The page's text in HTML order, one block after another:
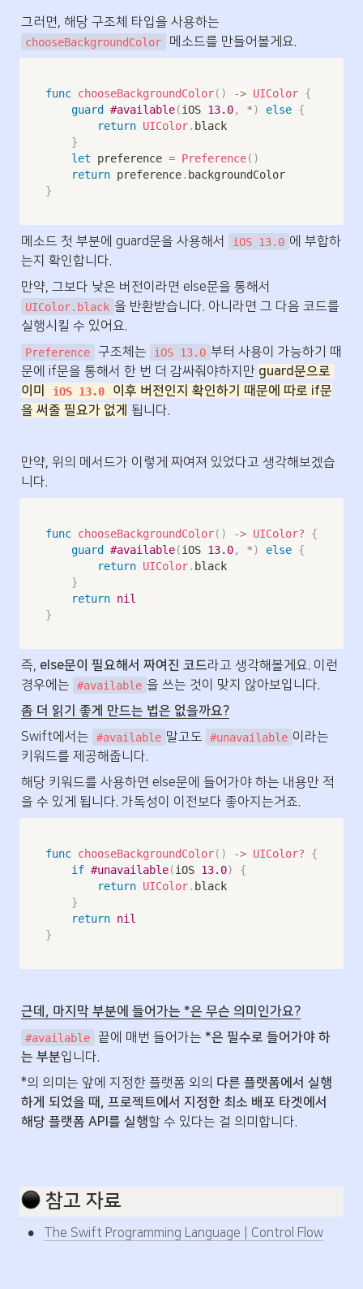
chooseBackgroundColor 메소드를 만들어볼게요.
func chooseBackgroundColor( ) -> UIColor {
guard
#available(iOS 13.0, *) else {
return UIColor. black
}
let preference = Preference( )
return preference.
}
메소드 첫 부분에 guard문을 사용해서 iOS 13.0 에 부합하
는지 확인합니다.
UIColor.black 을 반환받습니다. 아니라면 그 다음 코드를
실행시킬 수 있어요.
Preference 구조체는 iOS 13.0 부터 사용이 가능하기 때
문에 if문을 통해서 한 번 더 감싸줘야하지만 guard문으로
이미
iOS 13.0
이후 버전인지 확인하기 때문에 따로 if문
을 써줄 필요가 없게
됩니다.
만약, 위의 메서드가 이렇게 짜여져 있었다고 생각해보겠습
니다.
func chooseBackgroundColor( ) -> UIColor?
{
guard
#available(iOS 13.0, *) else {
return UIColor. black
}
return nil
}
즉, else문이 필요해서 짜여진 코드라고 생각해볼게요. 이런
경우에는
#available 을 쓰는 것이 맞지 않아보입니다.
좀 더 읽기 좋게 만드는 법은 없을까요?
Swift에서는
#available 말고도 #unavailable 이라는
키워드를 제공해줍니다.
해당 키워드를 사용하면 else문에 들어가야 하는 내용만 적
을 수 있게 됩니다. 가독성이 이전보다 좋아지는거죠.
func chooseBackgroundColor( ) -> UIColor?
{
if #unavailable(iOS 13.0)
{
return UIColor. black
}
return nil
}
근데, 마지막 부분에 들어가는 *은 무슨 의미인가요?
#available 끝에 매번 들어가는 *은 필수로 들어가야 하
는 부분입니다.
*의 의미는 앞에 지정한 플랫폼 외의 다른 플랫폼에서 실행
하게 되었을 때, 프로젝트에서 지정한 최소 배포 타겟에서
해당 플랫폼 API를 실행할 수 있다는 걸 의미합니다.
️ 참고 자료
• The Swift Programming Language | Control Flow